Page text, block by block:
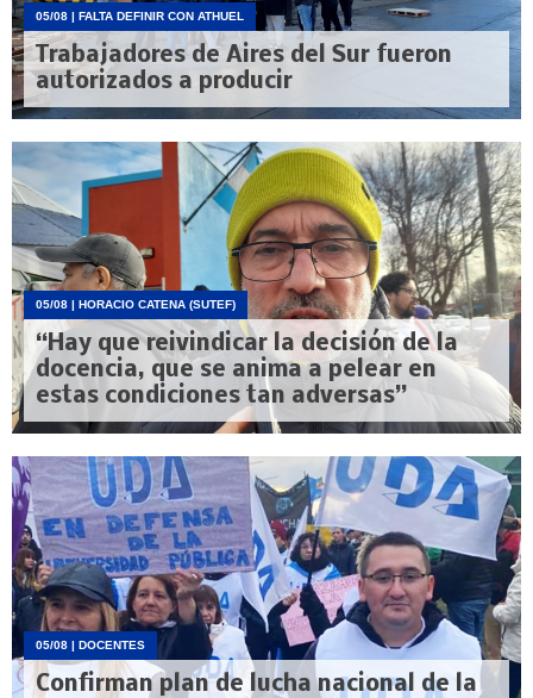
05/08 | FALTA DEFINIR CON ATHUEL
Trabajadores de Aires del Sur fueron
autorizados a producir
05/08 | HORACIO CATENA (SUTEF)
“Hay que reivindicar la decisión de la
docencia, que se anima a pelear en
estas condiciones tan adversas”
05/08 | DOCENTES
Confirman plan de lucha nacional de la